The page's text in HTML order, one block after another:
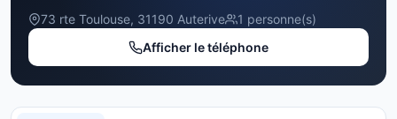
73 rte Toulouse, 31190 Auterive
1 personne(s)
Afficher le téléphone